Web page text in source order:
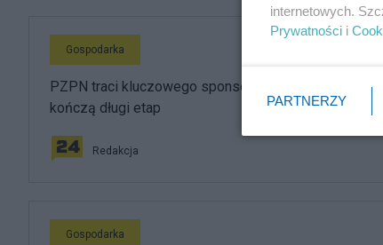
Gospodarka
PZPN traci kluczowego sponsora. Brzoska i InPost
kończą długi etap
Redakcja
Gospodarka
internetowych.
Prywatności i
PARTNERZY